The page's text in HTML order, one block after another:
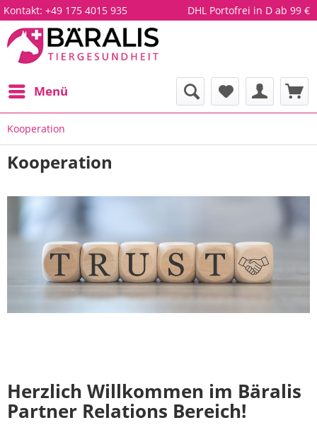
Kontakt: +49 175 4015 935 DHL Portofrei in D ab 99 €
Menü
Kooperation
Kooperation
Herzlich Willkommen im Bäralis
Partner Relations Bereich!